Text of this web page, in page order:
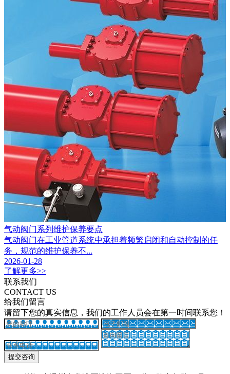
气动阀门系列维护保养要点
气动阀门在工业管道系统中承担着频繁启闭和自动控制的任
务，规范的维护保养不...
2026-01-28
了解更多>>
联系我们
CONTACT US
给我们留言
请留下您的真实信息，我们的工作人员会在第一时间联系您！